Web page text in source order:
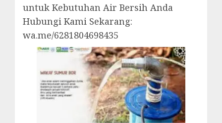
untuk Kebutuhan Air Bersih Anda
Hubungi Kami Sekarang:
wa.me/6281804698435